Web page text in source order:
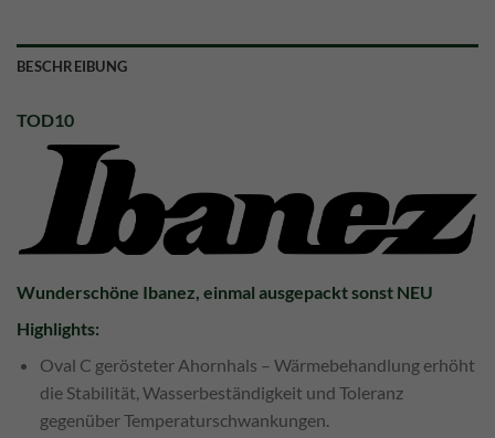
BESCHREIBUNG
TOD10
Wunderschöne Ibanez, einmal ausgepackt sonst NEU
Highlights:
Oval C gerösteter Ahornhals – Wärmebehandlung erhöht
die Stabilität, Wasserbeständigkeit und Toleranz
gegenüber Temperaturschwankungen.